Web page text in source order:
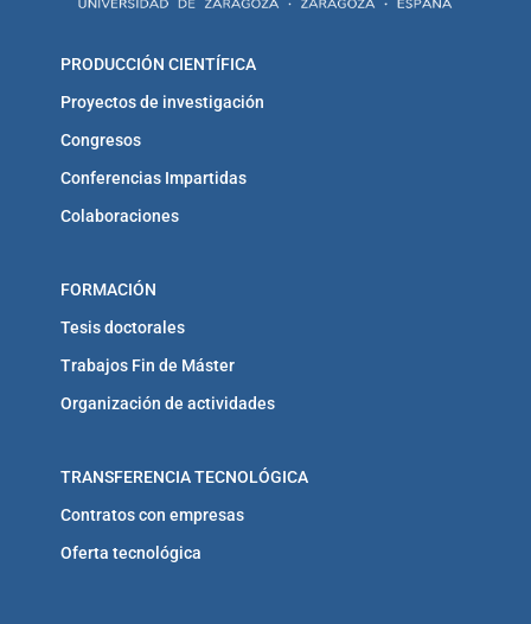
PRODUCCIÓN CIENTÍFICA
Proyectos de investigación
Congresos
Conferencias Impartidas
Colaboraciones
FORMACIÓN
Tesis doctorales
Trabajos Fin de Máster
Organización de actividades
TRANSFERENCIA TECNOLÓGICA
Contratos con empresas
Oferta tecnológica